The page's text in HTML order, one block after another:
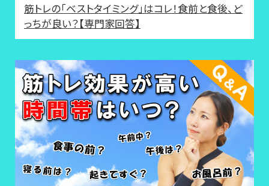
筋トレの「ベストタイミング」はコレ！食前と食後、ど
っちが良い？【専門家回答】